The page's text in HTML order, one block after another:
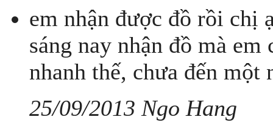
em nhận được đồ rồi chị
sáng nay nhận đồ mà
nhanh thế, chưa đến một
25/09/2013 Ngo Hang